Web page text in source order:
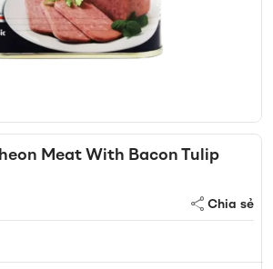
Meat With Bacon Tulip
Chia sẻ